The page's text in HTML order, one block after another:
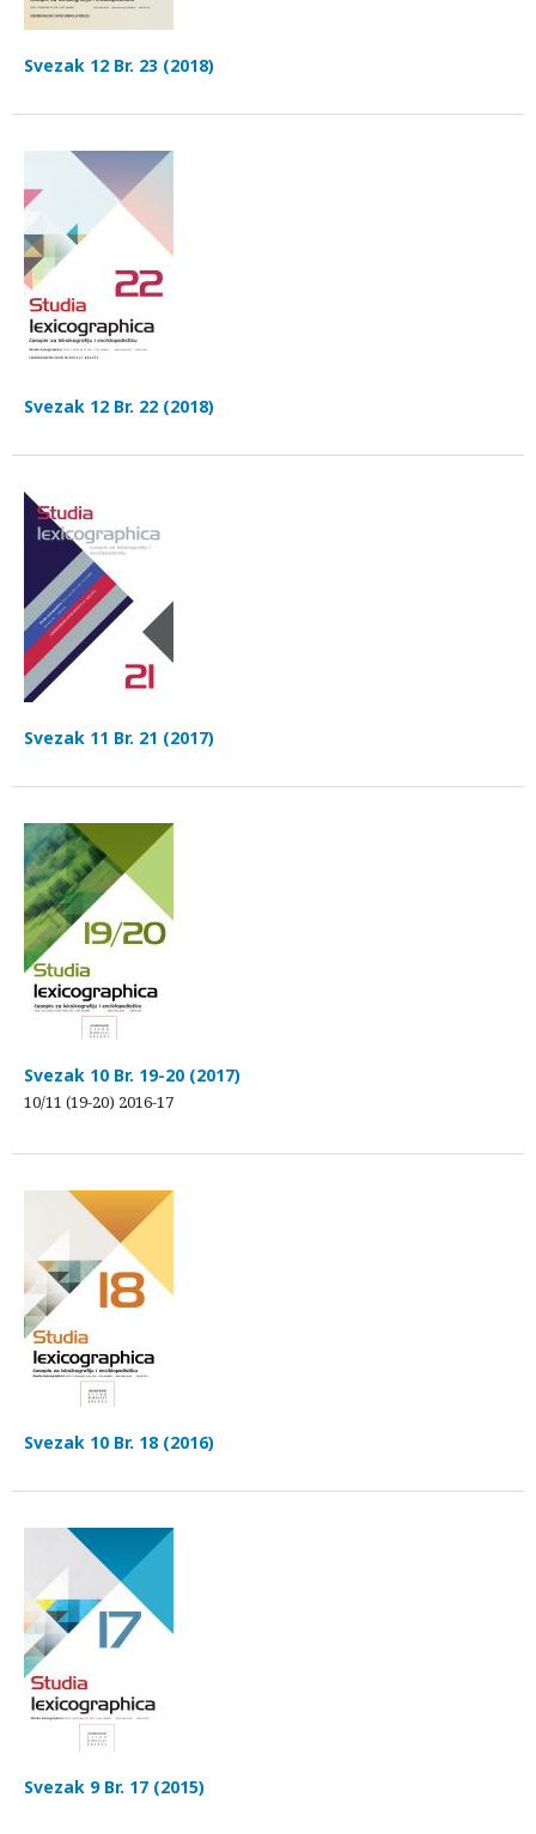
Svezak 12 Br. 23 (2018)
Svezak 12 Br. 22 (2018)
Svezak 11 Br. 21 (2017)
Svezak 10 Br. 19-20 (2017)
10/11 (19-20) 2016-17
Svezak 10 Br. 18 (2016)
Svezak 9 Br. 17 (2015)